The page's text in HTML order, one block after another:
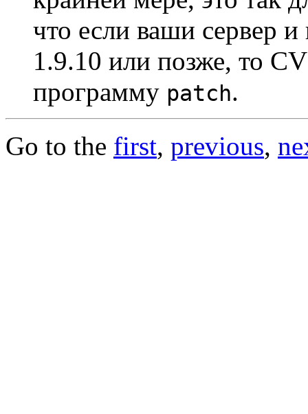
что если ваши сервер
1.9.10 или позже, то
программу patch.
Go to the first, previous,